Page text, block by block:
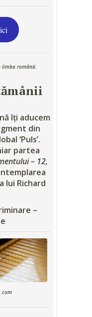
limba română.
îți aducem
din
‘Puls’.
partea
– 12,
lui Richard
–